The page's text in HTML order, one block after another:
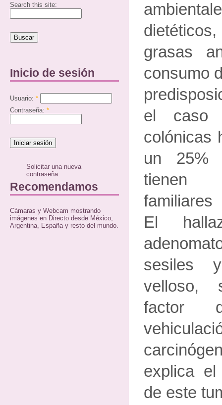
Search this site:
Inicio de sesión
Usuario: *
Contraseña: *
Solicitar una nueva
contraseña
Recomendamos
Cámaras y Webcam mostrando
imágenes en Directo desde México,
Argentina, España y resto del mundo.
grasas
consumo
el caso
colónicas
un 25%
tienen
El
sesiles
velloso,
factor
explica el
de este